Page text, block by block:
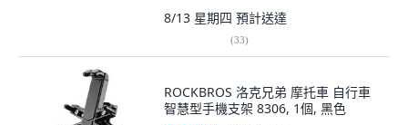
8/13 星期四 預計送達
(33)
ROCKBROS 洛克兄弟 摩托車 自行車
智慧型手機支架 8306, 1個, 黑色